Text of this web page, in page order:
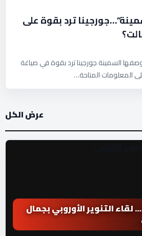
ترد بقوة على
السمينة جورجينا ترد بقوة في صياغة
المعلومات المتاحة…
عرض الكل
التنوير الأوروبي بجمال